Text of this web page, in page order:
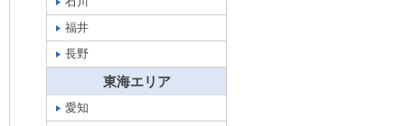
福井
長野
東海エリア
愛知